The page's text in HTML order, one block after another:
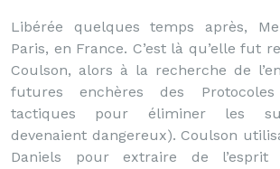
Libérée quelques temps après,
Paris, en France. C’est là qu’elle fut
Coulson, alors à la recherche de
futures enchères des
tactiques pour éliminer les
devenaient dangereux). Coulson
Daniels pour extraire de